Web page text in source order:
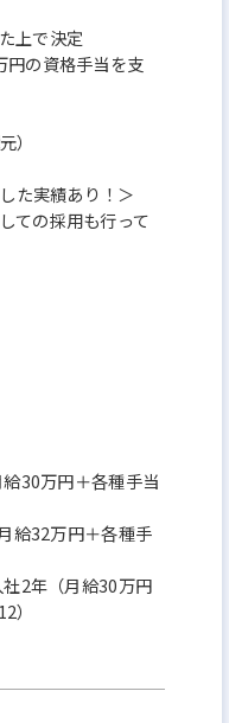
上で決定
の資格手当を支
）
た実績あり！＞
ての採用も行って
30万円＋各種手当
給32万円＋各種手
2年（月給30万円
）